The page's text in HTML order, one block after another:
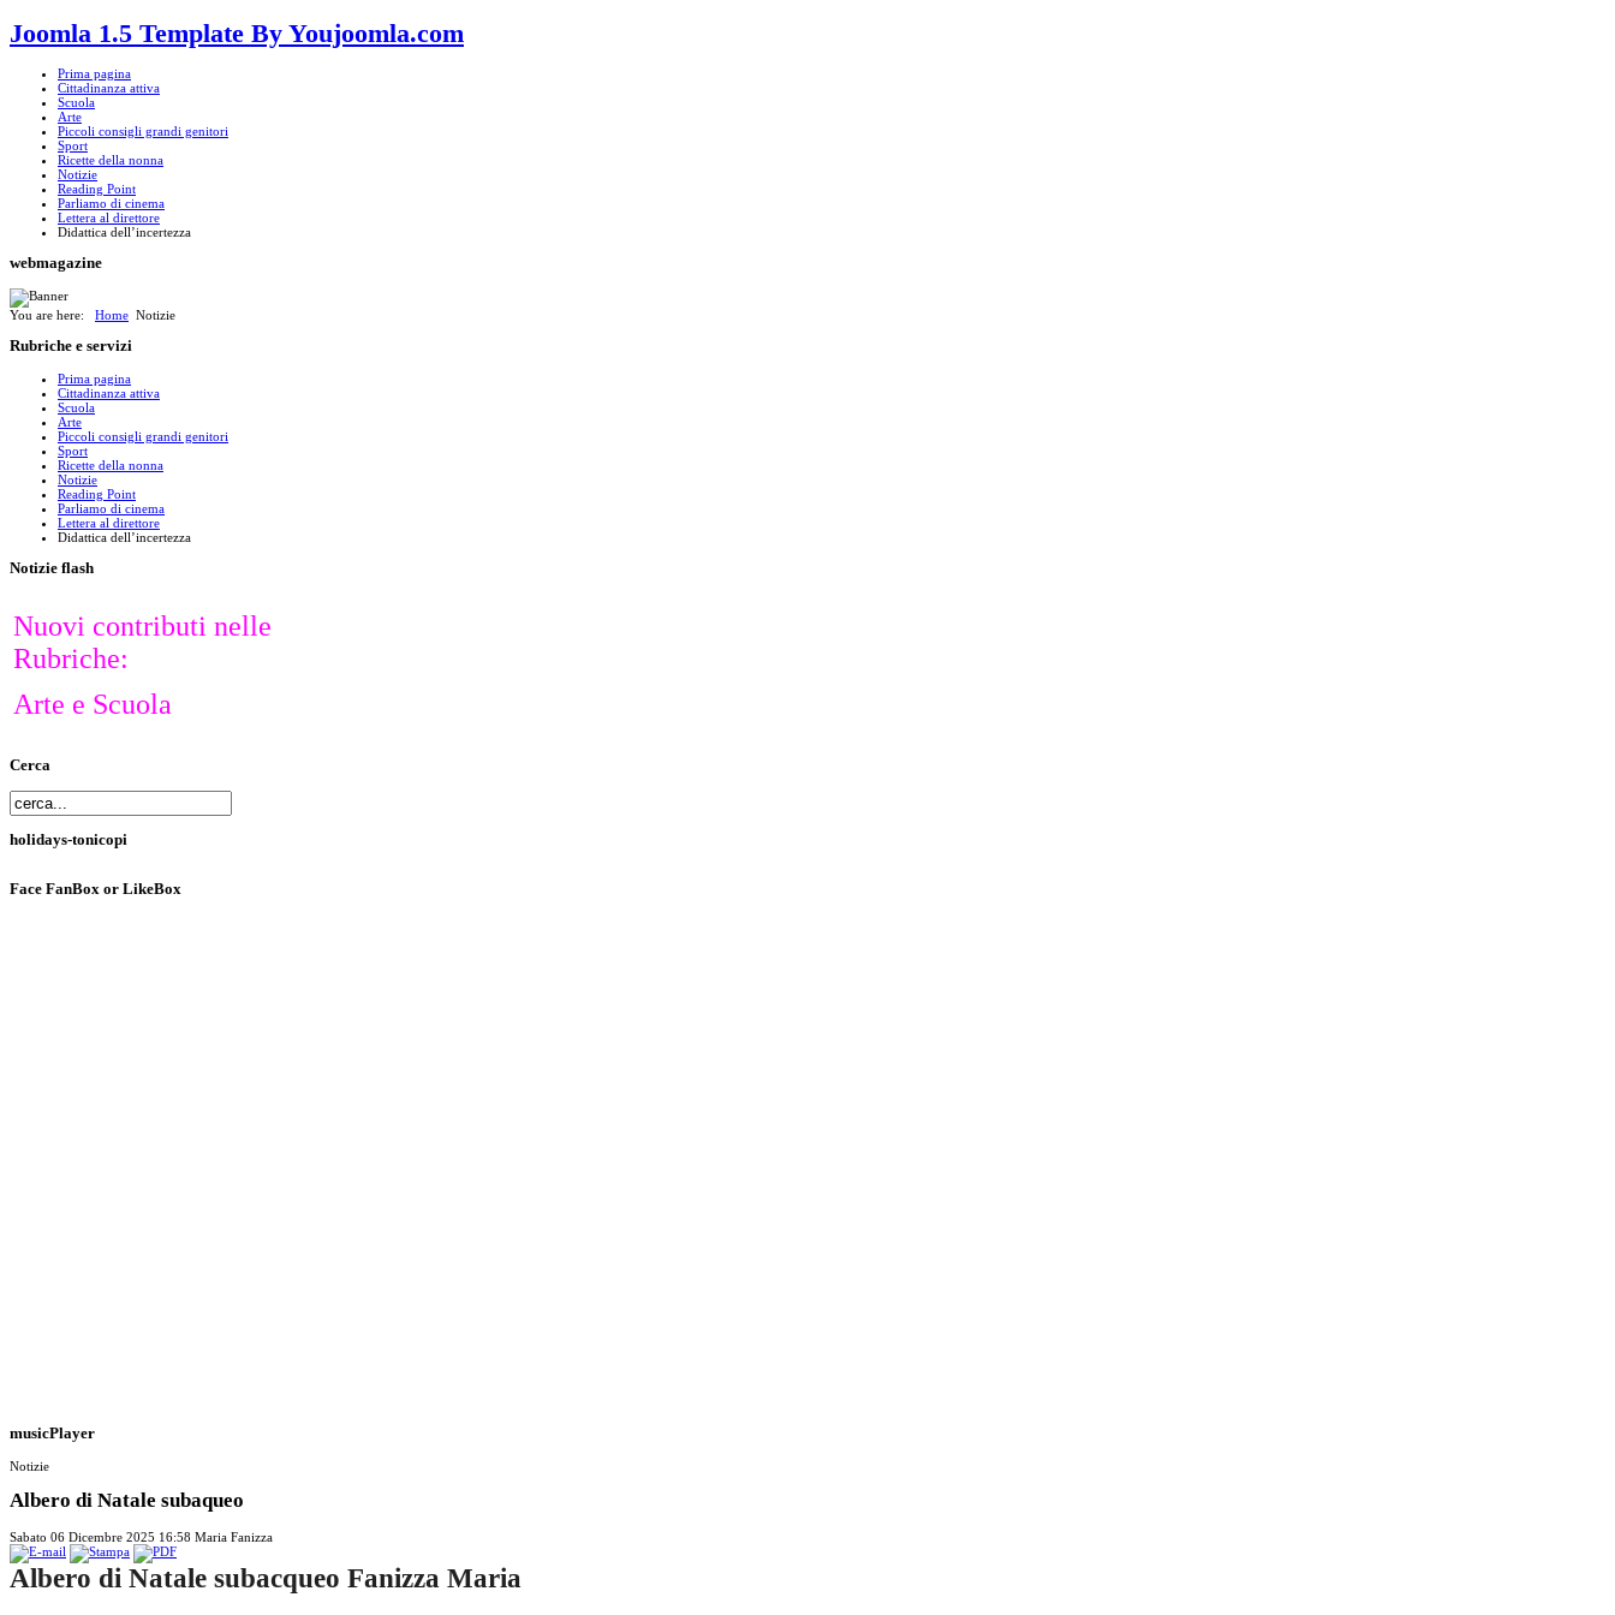
Joomla 1.5 Template By Youjoomla.com
Prima pagina
Cittadinanza attiva
Scuola
Arte
Piccoli consigli grandi genitori
Sport
Ricette della nonna
Notizie
Reading Point
Parliamo di cinema
Lettera al direttore
Didattica dell’incertezza
webmagazine
You are here: Home Notizie
Rubriche e servizi
Prima pagina
Cittadinanza attiva
Scuola
Arte
Piccoli consigli grandi genitori
Sport
Ricette della nonna
Notizie
Reading Point
Parliamo di cinema
Lettera al direttore
Didattica dell’incertezza
Notizie flash
Nuovi contributi nelle
Rubriche:
Arte e Scuola
Cerca
holidays-tonicopi
Face FanBox or LikeBox
musicPlayer
Notizie
Albero di Natale subaqueo
Sabato 06 Dicembre 2025 16:58 Maria Fanizza
Albero di Natale subacqueo Fanizza Maria